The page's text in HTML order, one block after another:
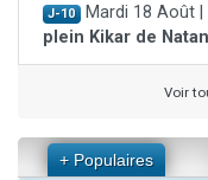
J-10 Mardi 18 Août |
plein Kikar de
Voir
+ Populaires